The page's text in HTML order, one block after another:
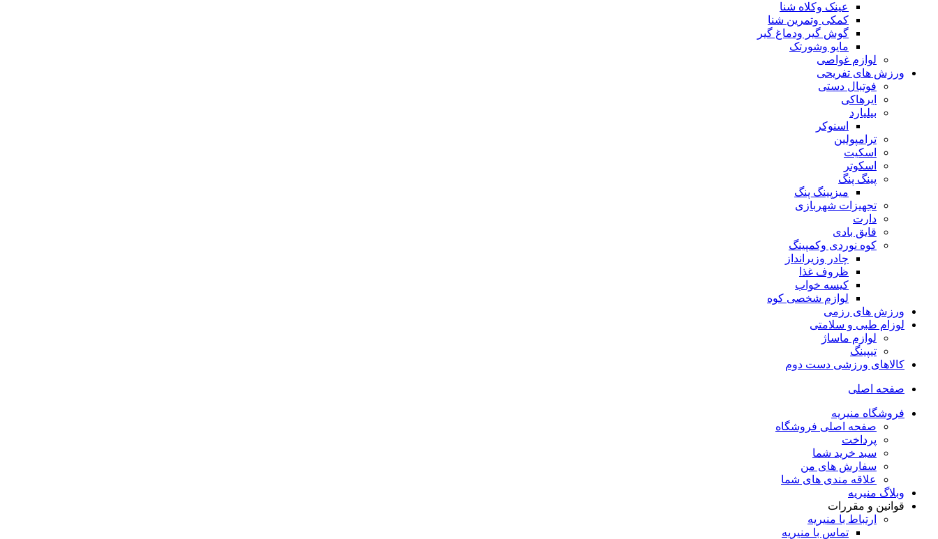
عینک وکلاه شنا
کمکی وتمرین شنا
گوش گیر ودماغ گیر
مایو وشورتک
لوازم غواصی
ورزش های تفریحی
فوتبال دستی
ایرهاکی
بیلیارد
اسنوکر
ترامپولین
اسکیت
اسکوتر
پینگ پنگ
میزپینگ پنگ
تجهیزات شهربازی
دارت
قایق بادی
کوه نوردی وکمپینگ
چادر وزیرانداز
ظروف غذا
کیسه خواب
لوازم شخصی کوه
ورزش های رزمی
لوزام طبی و سلامتی
لوازم ماساژ
تیپینگ
کالاهای ورزشی دست دوم
صفحه اصلی
فروشگاه منیریه
صفحه اصلی فروشگاه
پرداخت
سبد خرید شما
سفارش های من
علاقه مندی های شما
وبلاگ منیریه
قوانین و مقررات
ارتباط با منیریه
تماس با منیریه